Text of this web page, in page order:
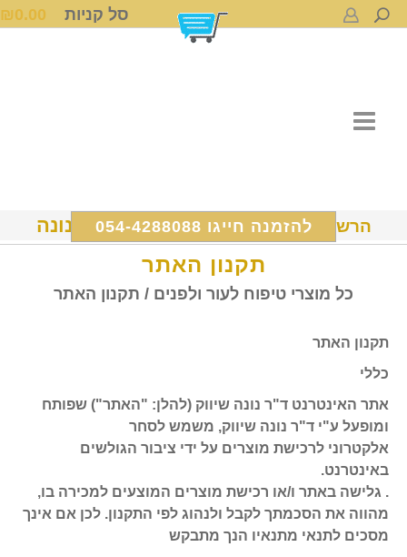
סל קניות ₪0.00
הרשמה ל Dr Nona International ד"ר נונה להזמנה חייגו 054-4288088
תקנון האתר
כל מוצרי טיפוח לעור ולפנים / תקנון האתר
תקנון האתר
כללי
אתר האינטרנט ד"ר נונה שיווק (להלן: "האתר") שפותח
ומופעל ע"י ד"ר נונה שיווק, משמש לסחר
אלקטרוני לרכישת מוצרים על ידי ציבור הגולשים
באינטרנט.
. גלישה באתר ו/או רכישת מוצרים המוצעים למכירה בו,
מהווה את הסכמתך לקבל ולנהוג לפי התקנון. לכן אם אינך
מסכים לתנאי מתנאיו הנך מתבקש